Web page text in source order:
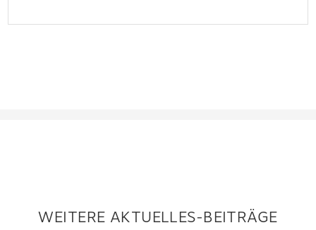
WEITERE AKTUELLES-BEITRÄGE